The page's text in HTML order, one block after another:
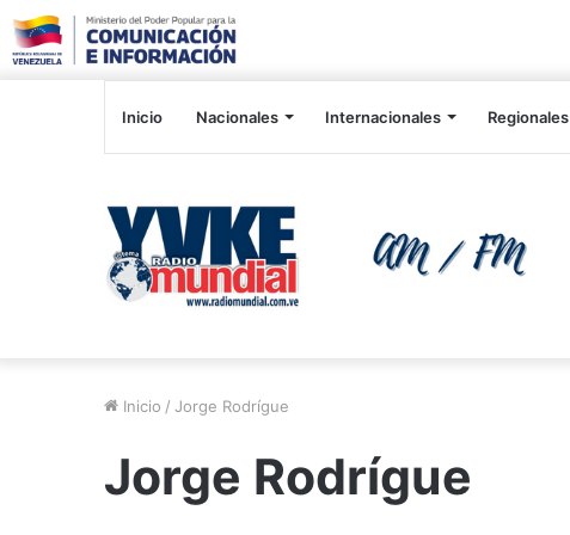
Inicio Nacionales Internacionales Regionales
Inicio / Jorge Rodrígue
Jorge Rodrígue